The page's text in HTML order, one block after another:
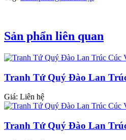
Sản phẩn liên quan
Tranh Tứ Quý Đào Lan
Giá: Liên hệ
Tranh Tứ Quý Đào Lan